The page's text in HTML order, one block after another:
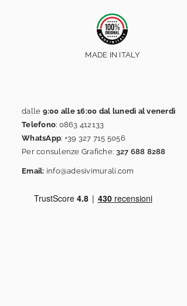
MADE IN ITALY
dalle 9:00 alle 16:00 dal lunedì al venerdì
Telefono: 0863 412133
WhatsApp: +39 327 715 5056
Per consulenze Grafiche: 327 688 8288
Email: info@adesivimurali.com